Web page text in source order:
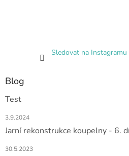
Sledovat na Instagramu
Blog
Test
3.9.2024
Jarní rekonstrukce koupelny - 6.
30.5.2023